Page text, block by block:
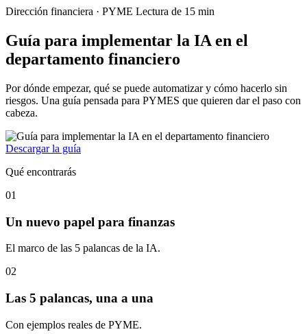
Dirección financiera · PYME Lectura de 15 min
Guía para implementar la IA en el
departamento financiero
Por dónde empezar, qué se puede automatizar y cómo hacerlo sin
riesgos. Una guía pensada para PYMES que quieren dar el paso con
cabeza.
Descargar la guía
Qué encontrarás
01
Un nuevo papel para finanzas
El marco de las 5 palancas de la IA.
02
Las 5 palancas, una a una
Con ejemplos reales de PYME.